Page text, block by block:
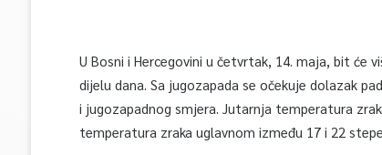
U Bosni i Hercegovini u četvrtak, 14. maja, bit će
dijelu dana. Sa jugozapada se očekuje dolazak
i jugozapadnog smjera. Jutarnja temperatura
temperatura zraka uglavnom između 17 i 22